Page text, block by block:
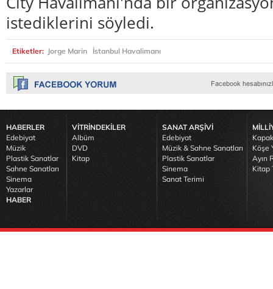
istediklerini söyledi.
Etiketler: Jorge Marin İstanbul Havalimanı
HABERLER
Edebiyat
Müzik
Plastik Sanatlar
Sahne Sanatları
Sinema
Yazarlar
HABER
VİTRİNDEKİLER
Albüm
DVD
Kitap
SANAT ARŞİVİ
Edebiyat
Müzik & Sahne Sanatları
Plastik Sanatlar
Sinema
Sanat Terimi
Köşe
Ayın
Kitap